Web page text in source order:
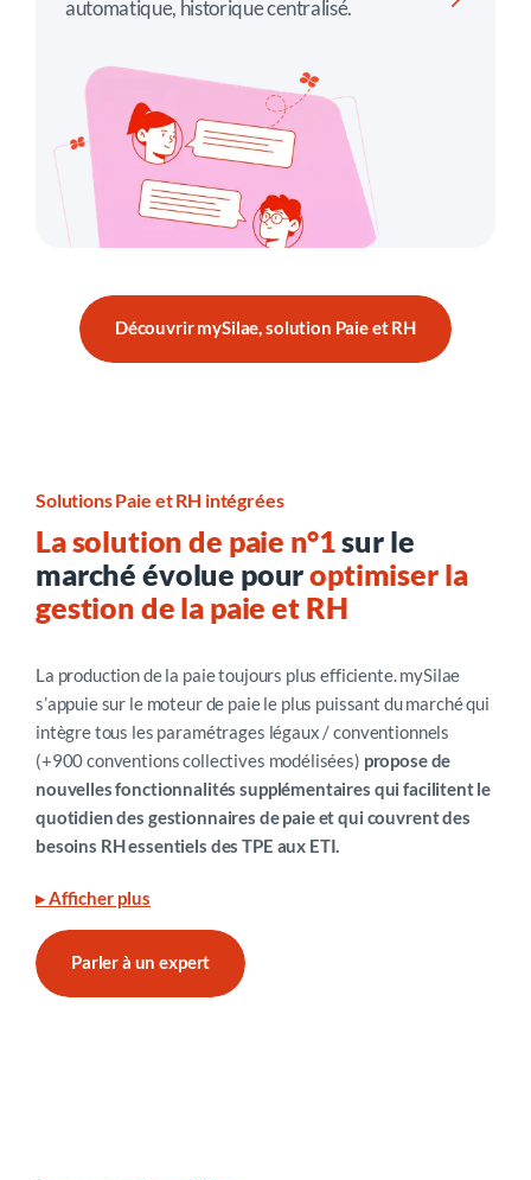
automatique, historique centralisé.
Découvrir mySilae, solution Paie et RH
Solutions Paie et RH intégrées
La solution de paie n°1sur le
marché évolue pouroptimiser la
gestion de la paie et RH
La production de la paie toujours plus efficiente. mySilae
s’appuie sur le moteur de paie le plus puissant du marché qui
intègre tous les paramétrages légaux / conventionnels
(+900 conventions collectives modélisées) propose de
nouvelles fonctionnalités supplémentaires qui facilitent le
quotidien des gestionnaires de paie et qui couvrent des
besoins RH essentiels des TPE aux ETI.
mySilae vous offre une solution simple et efficace :
sans paramétrage complexe
▸ Afficher plus
Parler à un expert